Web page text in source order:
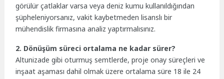
görülür çatlaklar varsa veya deniz kumu kullanıldığından
şüpheleniyorsanız, vakit kaybetmeden lisanslı bir
mühendislik firmasına analiz yaptırmalısınız.
2. Dönüşüm süreci ortalama ne kadar sürer?
Altunizade gibi oturmuş semtlerde, proje onay süreçleri ve
inşaat aşaması dahil olmak üzere ortalama süre 18 ile 24